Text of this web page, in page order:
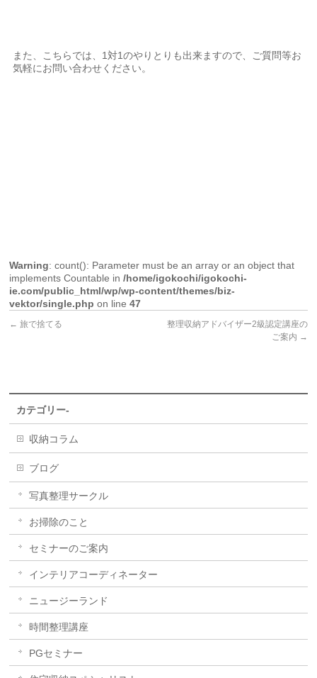
また、こちらでは、1対1のやりとりも出来ますので、ご質問等お
気軽にお問い合わせください。
Warning: count(): Parameter must be an array or an object that
implements Countable in/home/igokochi/igokochi-
ie.com/public_html/wp/wp-content/themes/biz-
vektor/single.php on line47
← 旅で捨てる
整理収納アドバイザー2級認定講座の
ご案内 →
カテゴリー-
収納コラム
ブログ
写真整理サークル
お掃除のこと
セミナーのご案内
インテリアコーディネーター
ニュージーランド
時間整理講座
PGセミナー